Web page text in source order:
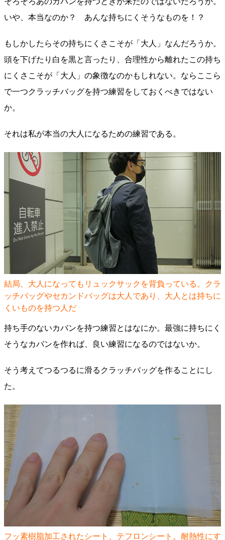
いや、本当なのか？ あんな持ちにくそうなものを！？
もしかしたらその持ちにくさこそが「大人」なんだろうか。
頭を下げたり白を黒と言ったり、合理性から離れたこの持ち
にくさこそが「大人」の象徴なのかもしれない。ならここら
で一つクラッチバッグを持つ練習をしておくべきではない
か。
それは私が本当の大人になるための練習である。
結局、大人になってもリュックサックを背負っている。クラ
ッチバッグやセカンドバッグは大人であり、大人とは持ちに
くいものを持つ人だ
持ち手のないカバンを持つ練習とはなにか。最強に持ちにく
そうなカバンを作れば、良い練習になるのではないか。
そう考えてつるつるに滑るクラッチバッグを作ることにし
た。
フッ素樹脂加工されたシート、テフロンシート。耐熱性にす